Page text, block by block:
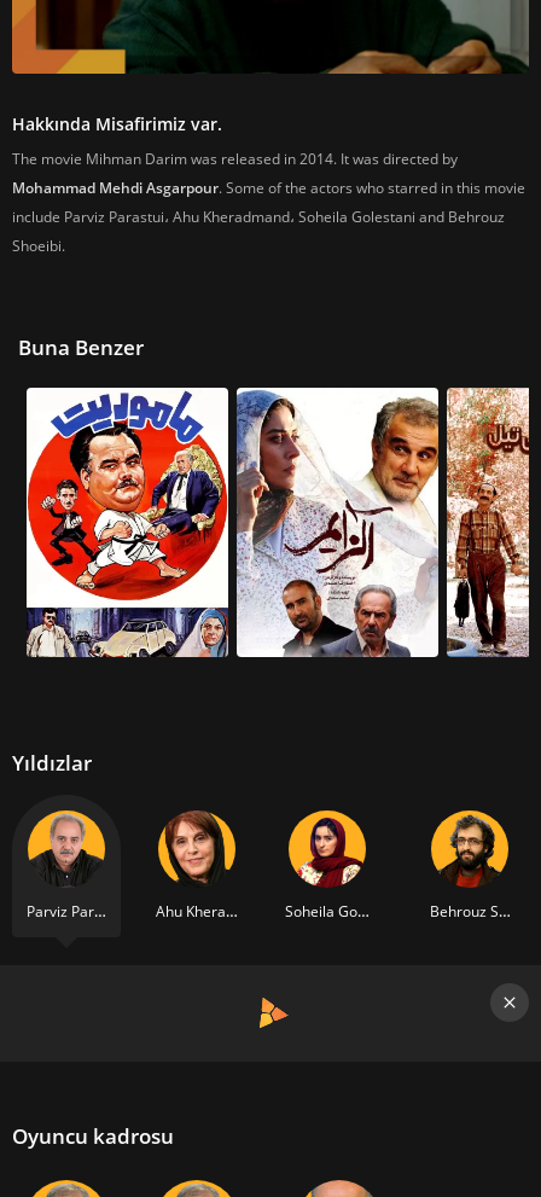
Hakkında Misafirimiz var.
The movie Mihman Darim was released in 2014. It was directed by
Mohammad Mehdi Asgarpour. Some of the actors who starred in this movie
include Parviz Parastui، Ahu Kheradmand، Soheila Golestani and Behrouz
Shoeibi.
Buna Benzer
Yıldızlar
Parviz Parastui Ahu Kheradmand Soheila Golestani Behrouz Shoeibi
Oyuncu kadrosu